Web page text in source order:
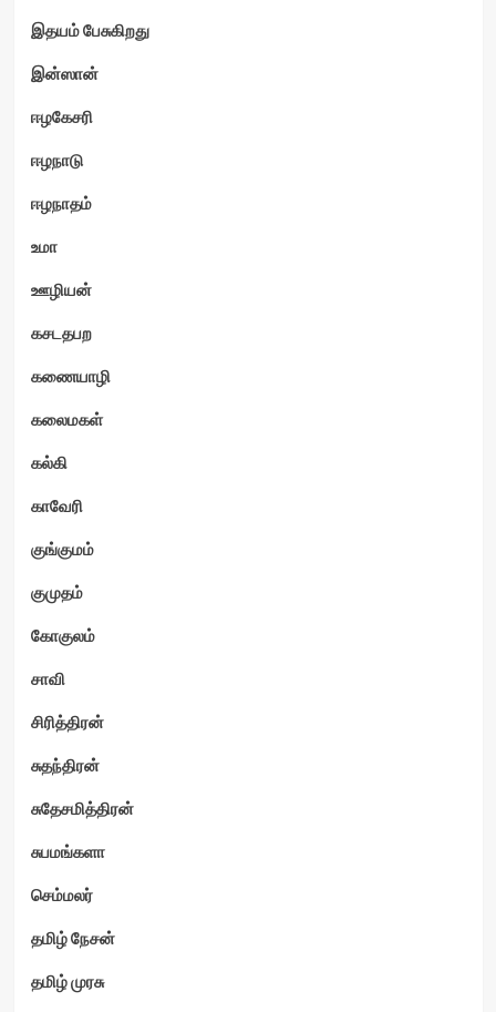
இதயம் பேசுகிறது
இன்ஸான்
ஈழகேசரி
ஈழநாடு
ஈழநாதம்
உமா
ஊழியன்
கசடதபற
கணையாழி
கலைமகள்
கல்கி
காவேரி
குங்குமம்
குமுதம்
கோகுலம்
சாவி
சிரித்திரன்
சுதந்திரன்
சுதேசமித்திரன்
சுபமங்களா
செம்மலர்
தமிழ் நேசன்
தமிழ் முரசு